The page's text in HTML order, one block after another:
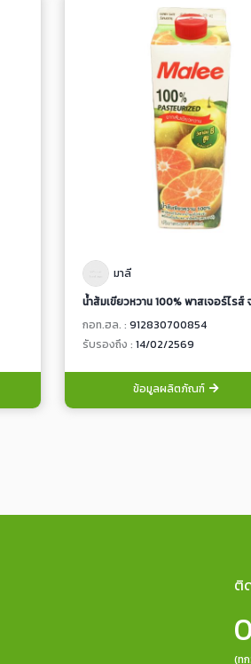
มาลี
กอท.ฮล. : 912830700854
รับรองถึง : 14/02/2569
ข้อมูลผลิตภัณฑ์
ติ
(ทุ